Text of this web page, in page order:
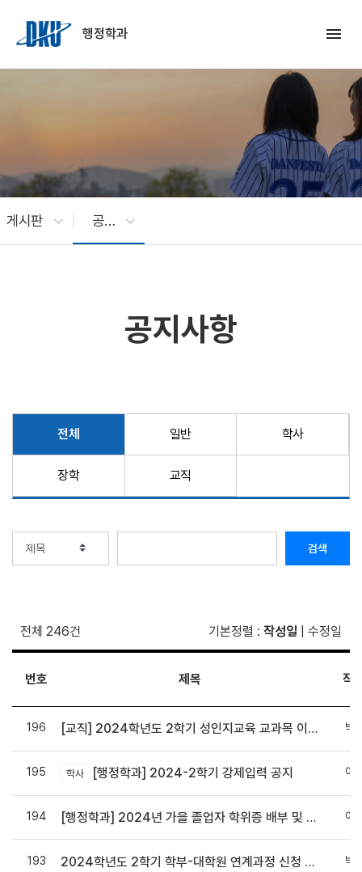
행정학과
menu
게시판 공지사항
공지사항
전체 일반 학사
장학 교직
검색
전체 246건 기본정렬 : 작성일 수정일
번호 제목 작
196 [교직] 2024학년도 2학기 성인지교육 교과목 이수 안내 박
195 학사 [행정학과] 2024-2학기 강제입력 공지 이
194 [행정학과] 2024년 가을 졸업자 학위증 배부 및 가운 대여 안내 이
193 2024학년도 2학기 학부-대학원 연계과정 신청 안내 박